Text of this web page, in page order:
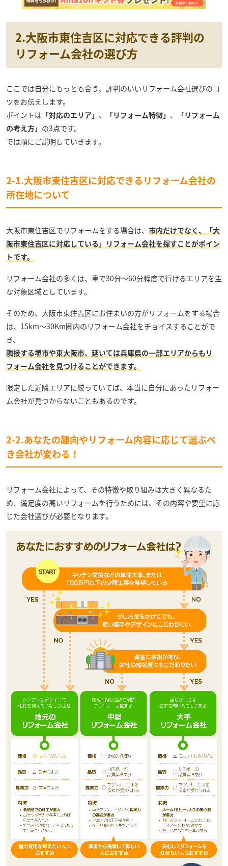
2.大阪市東住吉区に対応できる評判の
リフォーム会社の選び方
ここでは自分にもっとも合う、評判のいいリフォーム会社選びのコ
ツをお伝えします。
ポイントは 「対応のエリア」 、 「リフォーム特徴」 、
「リフォーム
の考え方」 の3点です。
では順にご説明していきます。
2-1.大阪市東住吉区に対応できるリフォーム会社の
所在地について
大阪市東住吉区でリフォームをする場合は、 市内だけでなく、「大
阪市東住吉区に対応している」リフォーム会社を探すことがポイン
トです。
リフォーム会社の多くは、車で30分～60分程度で行けるエリアを主
な対象区域としています。
そのため、大阪市東住吉区にお住まいの方がリフォームをする場合
は、15km～30Km圏内のリフォーム会社をチョイスすることがで
き、
隣接する堺市や東大阪市、延いては兵庫県の一部エリアからもリ
フォーム会社を見つけることができます。
限定した近隣エリアに絞っていてば、本当に自分にあったリフォー
ム会社が見つからないこともあるのです。
2-2.あなたの趣向やリフォーム内容に応じて選ぶべ
き会社が変わる！
リフォーム会社によって、その特徴や取り組みは大きく異なるた
め、満足度の高いリフォームを行うためには、その内容や要望に応
じた会社選びが必要となります。